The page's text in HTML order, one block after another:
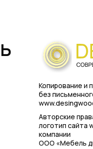
Копирование и
без
Авторские
логотип сайта
компании
ООО «Мебель